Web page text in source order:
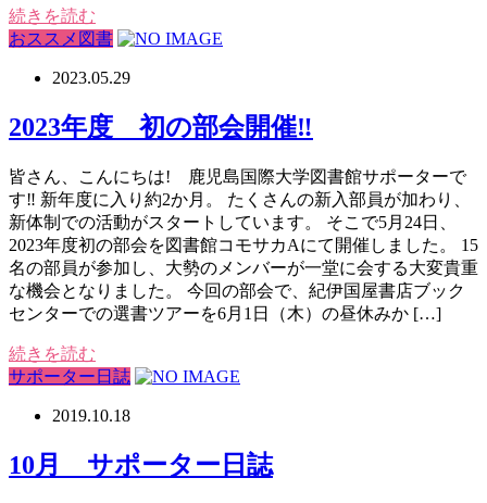
続きを読む
おススメ図書
2023.05.29
2023年度 初の部会開催‼
皆さん、こんにちは! 鹿児島国際大学図書館サポーターで
す‼ 新年度に入り約2か月。 たくさんの新入部員が加わり、
新体制での活動がスタートしています。 そこで5月24日、
2023年度初の部会を図書館コモサカAにて開催しました。 15
名の部員が参加し、大勢のメンバーが一堂に会する大変貴重
な機会となりました。 今回の部会で、紀伊国屋書店ブック
センターでの選書ツアーを6月1日（木）の昼休みか […]
続きを読む
サポーター日誌
2019.10.18
10月 サポーター日誌